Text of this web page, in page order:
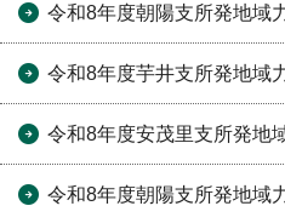
令和8年度朝陽支所発地域
令和8年度芋井支所発地域
令和8年度安茂里支所発地
令和8年度朝陽支所発地域